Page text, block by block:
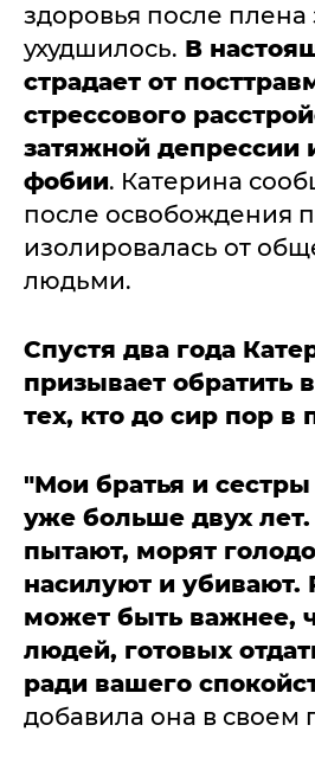
здоровья после плена
ухудшилось. В
страдает от
стрессового
затяжной депрессии
фобии. Катерина
после освобождения
изолировалась от
людьми.
Спустя два года
призывает обратить
тех, кто до сир пор в
"Мои братья и сестры
уже больше двух
пытают, морят
насилуют и убивают.
может быть важнее,
людей, готовых
ради вашего
добавила она в своем